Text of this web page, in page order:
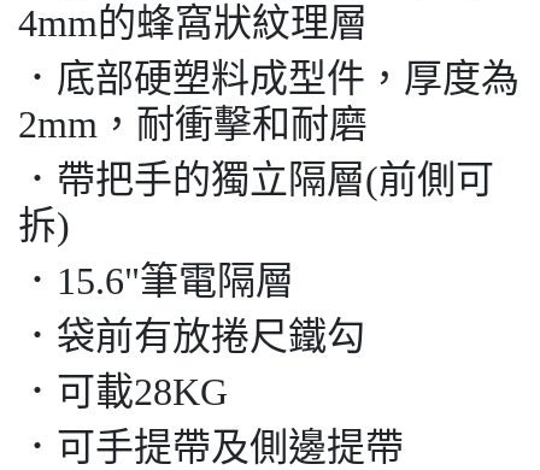
4mm的蜂窩狀紋理層
．底部硬塑料成型件，厚度為
2mm，耐衝擊和耐磨
．帶把手的獨立隔層(前側可
拆)
．15.6"筆電隔層
．袋前有放捲尺鐵勾
．可載28KG
．可手提帶及側邊提帶